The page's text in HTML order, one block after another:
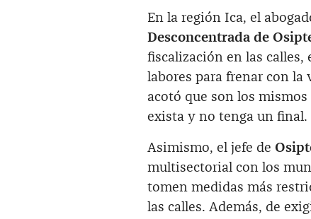
En la región Ica, el
Desconcentrada de
fiscalización en las calles,
labores para frenar con
acotó que son los
exista y no tenga un final.
Asimismo, el jefe de
multisectorial con los
tomen medidas más
las calles. Además, de